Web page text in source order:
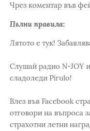
Чрез коментар във
Пълни правила:
Лятото e тук!
Слушай радио N-JOY
сладоледи Pirulo!
Влез във Facebook
отговори на въпроса
страхотни летни